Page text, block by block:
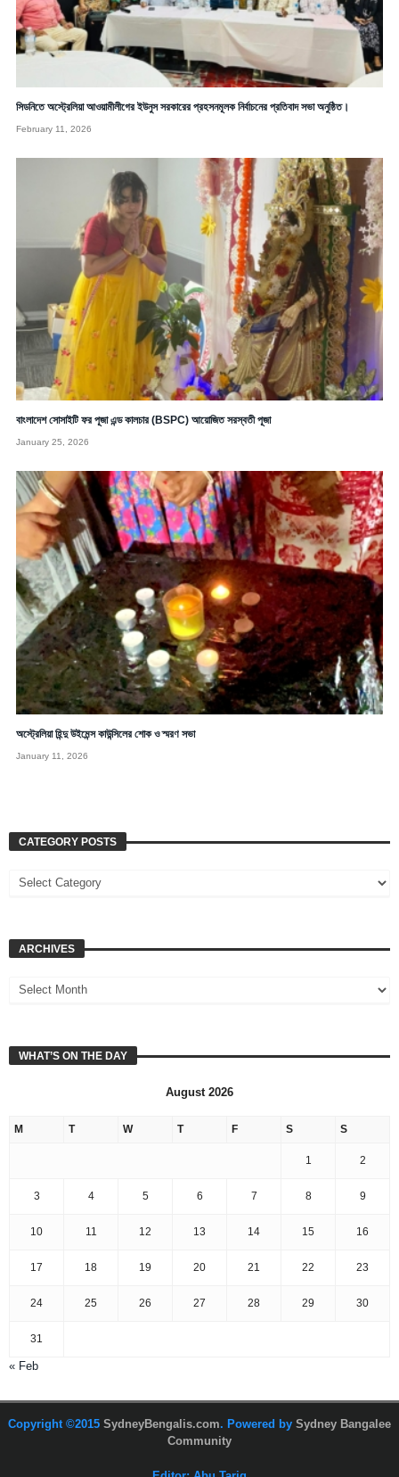
সিডনিতে অস্ট্রেলিয়া আওয়ামীলীগের ইউনুস সরকারের প্রহসনমূলক নির্বাচনের প্রতিবাদ সভা অনুষ্ঠিত।
February 11, 2026
বাংলাদেশ সোসাইটি ফর পূজা এন্ড কালচার (BSPC) আয়োজিত সরস্বতী পূজা
January 25, 2026
অস্ট্রেলিয়া হিন্দু উইমেন্স কাউন্সিলের শোক ও স্মরণ সভা
January 11, 2026
CATEGORY POSTS
ARCHIVES
WHAT’S ON THE DAY
August 2026
M T W T F S S
1 2
3 4 5 6 7 8 9
10 11 12 13 14 15 16
17 18 19 20 21 22 23
24 25 26 27 28 29 30
31
« Feb
Copyright ©2015 SydneyBengalis.com. Powered by Sydney Bangalee
Community